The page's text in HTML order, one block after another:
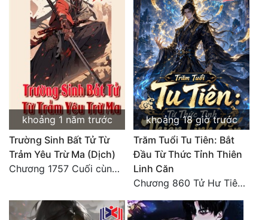
Tiểu Thuyết
Trinh Thám
Triều Đấu
Trùng Sinh
Trọng Sinh
Tu Chân
Tu Tiên
Vô Địch
khoảng 1 năm trước
Trường Sinh Bất Tử Từ
Trảm Yêu Trừ Ma (Dịch)
Chương 1757 Cuối cùng được bình tĩnh (hết)
khoảng 18 giờ trước
Trăm Tuổi Tu Tiên: Bắt
Đầu Từ Thức Tỉnh Thiên
Linh Căn
Chương 860 Tử Hư Tiên Thành!